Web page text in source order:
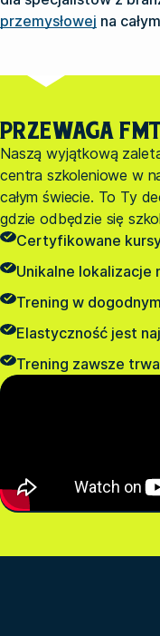
przemysłowej na
PRZEWAGA
Naszą wyjątkową
centra szkoleniowe w
całym świecie. To Ty
gdzie odbędzie się
Certyfikowane kursy
Unikalne lokalizacje
Trening w
Elastyczność jest
Trening zawsze trwa